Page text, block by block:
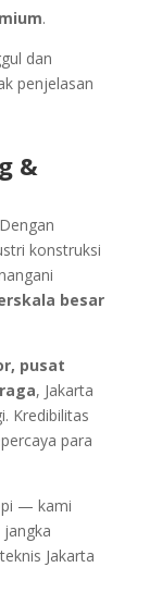
.
dan
penjelasan
&
konstruksi
besar
pusat
, Jakarta
Kredibilitas
para
— kami
Jakarta